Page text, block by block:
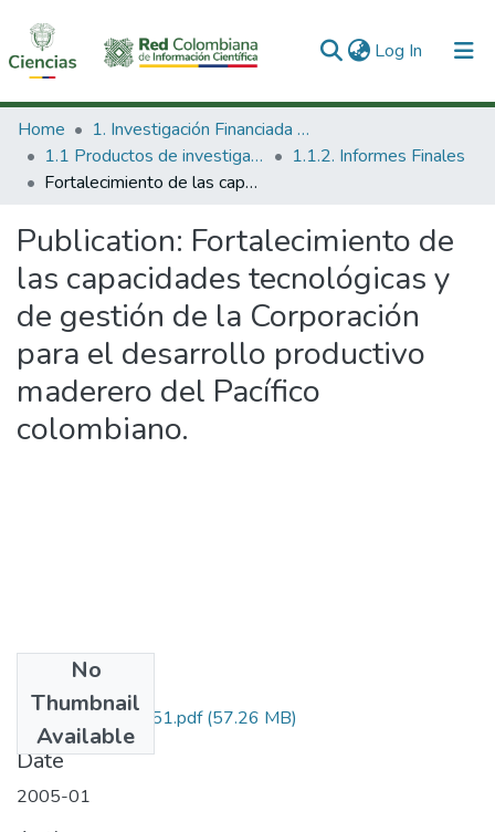
Log In (current)
Communities & Collections
All of DSpace
Home
1. Investigación Financiada con Recursos Públicos
1.1 Productos de investigación
1.1.2. Informes Finales
Fortalecimiento de las capacidades tecnológicas y de gestión de la Corporación para el desarrollo productivo maderero del Pacífico colombiano.
Publication: Fortalecimiento de
las capacidades tecnológicas y
de gestión de la Corporación
para el desarrollo productivo
maderero del Pacífico
colombiano.
No
Thumbnail
Available
2341-21-16151.pdf(57.26 MB)
Date
2005-01